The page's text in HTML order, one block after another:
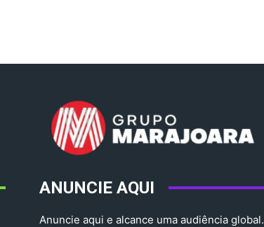
ANUNCIE AQUI
Anuncie aqui e alcance uma audiência global.